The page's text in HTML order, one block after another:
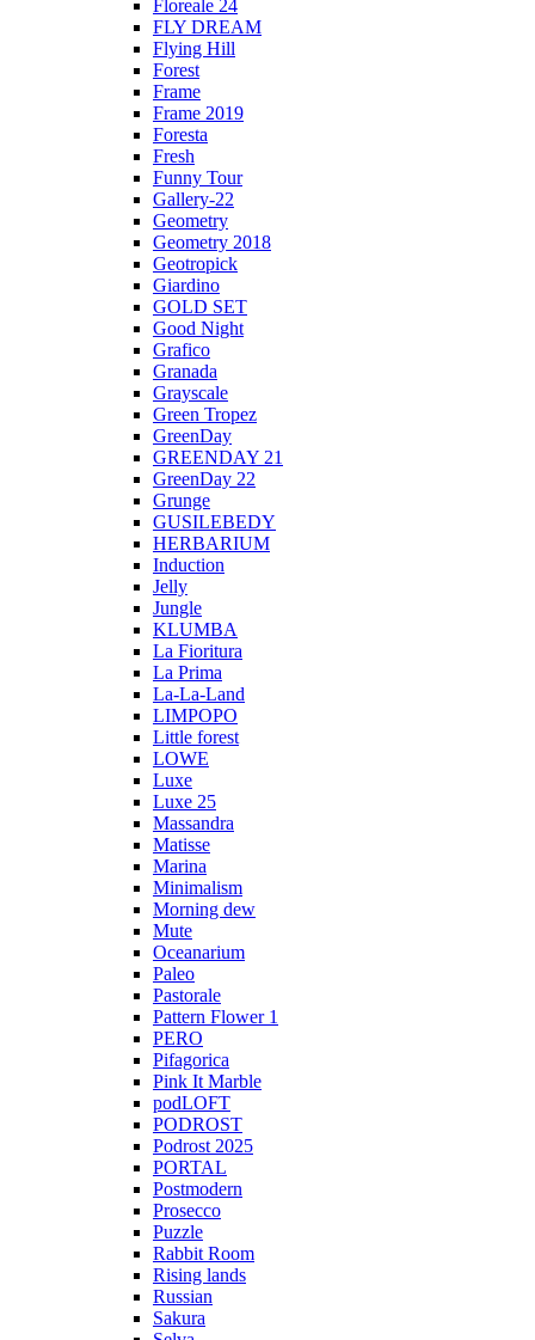
Floreale 24
FLY DREAM
Flying Hill
Forest
Frame
Frame 2019
Foresta
Fresh
Funny Tour
Gallery-22
Geometry
Geometry 2018
Geotropick
Giardino
GOLD SET
Good Night
Grafico
Granada
Grayscale
Green Tropez
GreenDay
GREENDAY 21
GreenDay 22
Grunge
GUSILEBEDY
HERBARIUM
Induction
Jelly
Jungle
KLUMBA
La Fioritura
La Prima
La-La-Land
LIMPOPO
Little forest
LOWE
Luxe
Luxe 25
Massandra
Matisse
Marina
Minimalism
Morning dew
Mute
Oceanarium
Paleo
Pastorale
Pattern Flower 1
PERO
Pifagorica
Pink It Marble
podLOFT
PODROST
Podrost 2025
PORTAL
Postmodern
Prosecco
Puzzle
Rabbit Room
Rising lands
Russian
Sakura